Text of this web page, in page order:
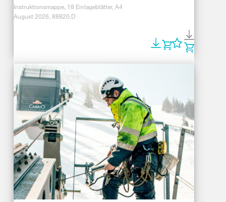
Instruktionsmappe, 18 Einlageblätter, A4
August 2026, 88820.D